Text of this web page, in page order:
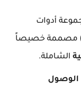
أدوات
مصممة خصيصاً
الشاملة.
الوصول